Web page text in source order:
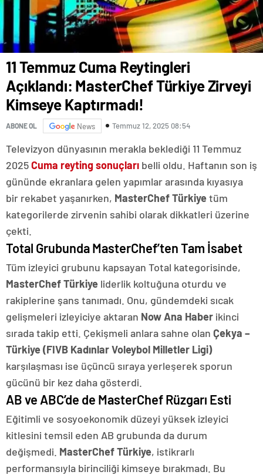
11 Temmuz Cuma Reytingleri
Açıklandı: MasterChef Türkiye Zirveyi
Kimseye Kaptırmadı!
ABONE OL News Temmuz 12, 2025 08:54
Televizyon dünyasının merakla beklediği 11 Temmuz
2025Cuma reyting sonuçları belli oldu. Haftanın son iş
gününde ekranlara gelen yapımlar arasında kıyasıya
bir rekabet yaşanırken, MasterChef Türkiyetüm
kategorilerde zirvenin sahibi olarak dikkatleri üzerine
çekti.
Total Grubunda MasterChef’ten Tam İsabet
Tüm izleyici grubunu kapsayan Total kategorisinde,
MasterChef Türkiye liderlik koltuğuna oturdu ve
rakiplerine şans tanımadı. Onu, gündemdeki sıcak
gelişmeleri izleyiciye aktaran Now Ana Haber ikinci
sırada takip etti. Çekişmeli anlara sahne olan Çekya –
Türkiye (FIVB Kadınlar Voleybol Milletler Ligi)
karşılaşması ise üçüncü sıraya yerleşerek sporun
gücünü bir kez daha gösterdi.
AB ve ABC’de de MasterChef Rüzgarı Esti
Eğitimli ve sosyoekonomik düzeyi yüksek izleyici
kitlesini temsil eden AB grubunda da durum
değişmedi. MasterChef Türkiye, istikrarlı
performansıyla birinciliği kimseye bırakmadı. Bu